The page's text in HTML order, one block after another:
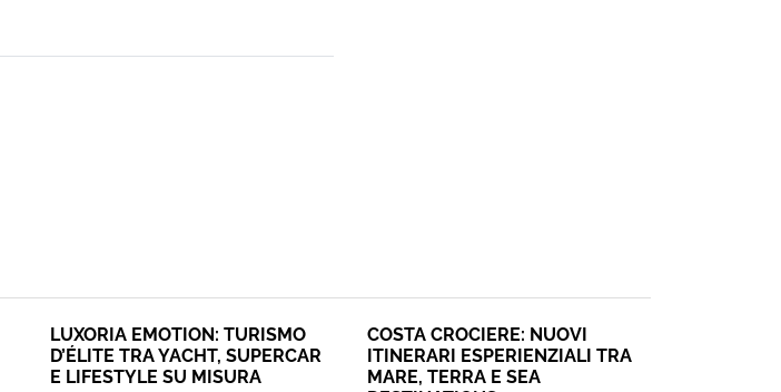
LUXORIA EMOTION: TURISMO
D’ÉLITE TRA YACHT, SUPERCAR
E LIFESTYLE SU MISURA
COSTA CROCIERE: NUOVI
ITINERARI ESPERIENZIALI TRA
MARE, TERRA E SEA